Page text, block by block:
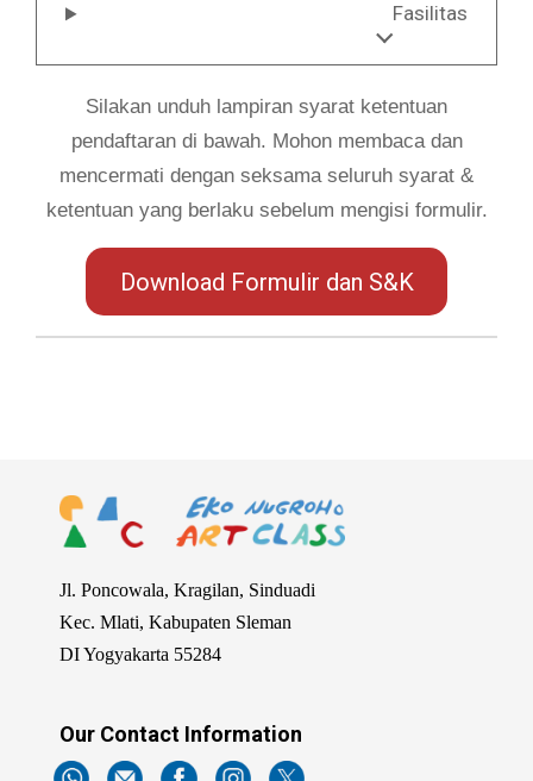
Fasilitas
Silakan unduh lampiran syarat ketentuan
pendaftaran di bawah. Mohon membaca dan
mencermati dengan seksama seluruh syarat &
ketentuan yang berlaku sebelum mengisi formulir.
Download Formulir dan S&K
Jl. Poncowala, Kragilan, Sinduadi
Kec. Mlati, Kabupaten Sleman
DI Yogyakarta 55284
Our Contact Information